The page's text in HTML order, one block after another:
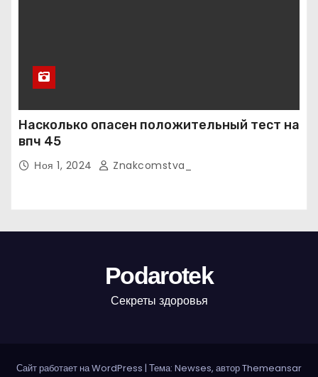
Насколько опасен положительный тест на
впч 45
Ноя 1, 2024 Znakcomstva_
Podarotek
Секреты здоровья
Сайт работает на WordPress | Тема: Newses, авторThemeansar